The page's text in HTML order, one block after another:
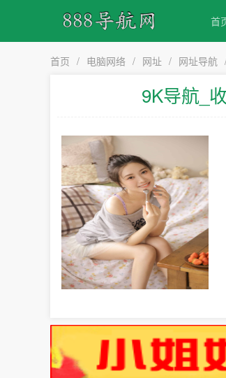
首
首页 / 电脑网络 / 网址 / 网址导航
9K导航_